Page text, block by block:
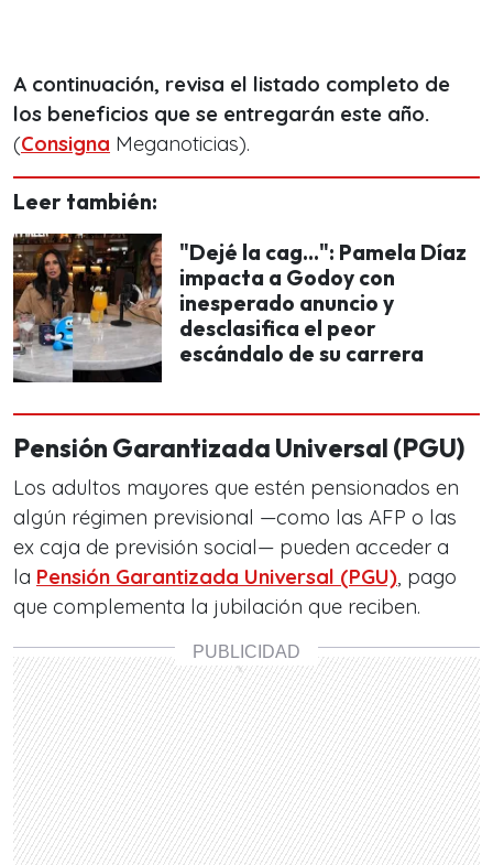
A continuación, revisa el listado completo de
los beneficios que se entregarán este año.
(Consigna Meganoticias).
Leer también:
"Dejé la cag...": Pamela Díaz
impacta a Godoy con
inesperado anuncio y
desclasifica el peor
escándalo de su carrera
Pensión Garantizada Universal (PGU)
Los adultos mayores que estén pensionados en
algún régimen previsional —como las AFP o las
ex caja de previsión social— pueden acceder a
la Pensión Garantizada Universal (PGU), pago
que complementa la jubilación que reciben.